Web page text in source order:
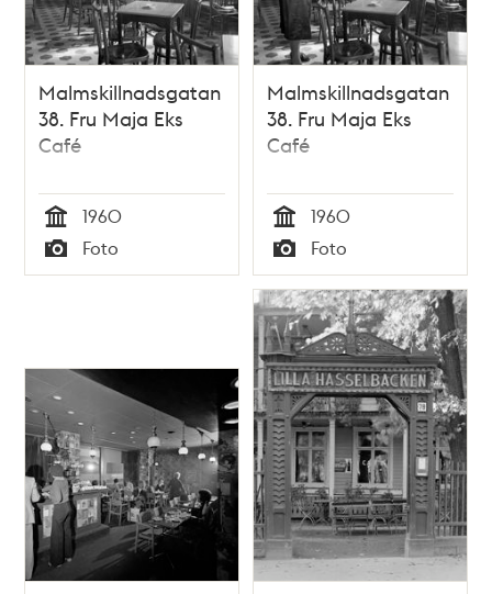
Malmskillnadsgatan
38. Fru Maja Eks
Café
Tid
1960
Typ
Foto
Malmskillnadsgatan
38. Fru Maja Eks
Café
Tid
1960
Typ
Foto